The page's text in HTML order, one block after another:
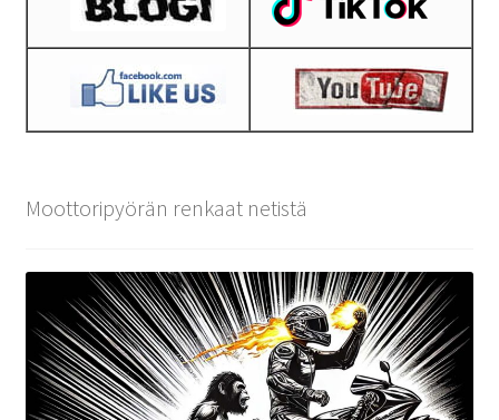
Moottoripyörän renkaat netistä